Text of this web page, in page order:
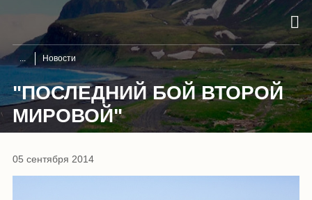
Новости
"ПОСЛЕДНИЙ БОЙ ВТОРОЙ
МИРОВОЙ"
05 сентября 2014